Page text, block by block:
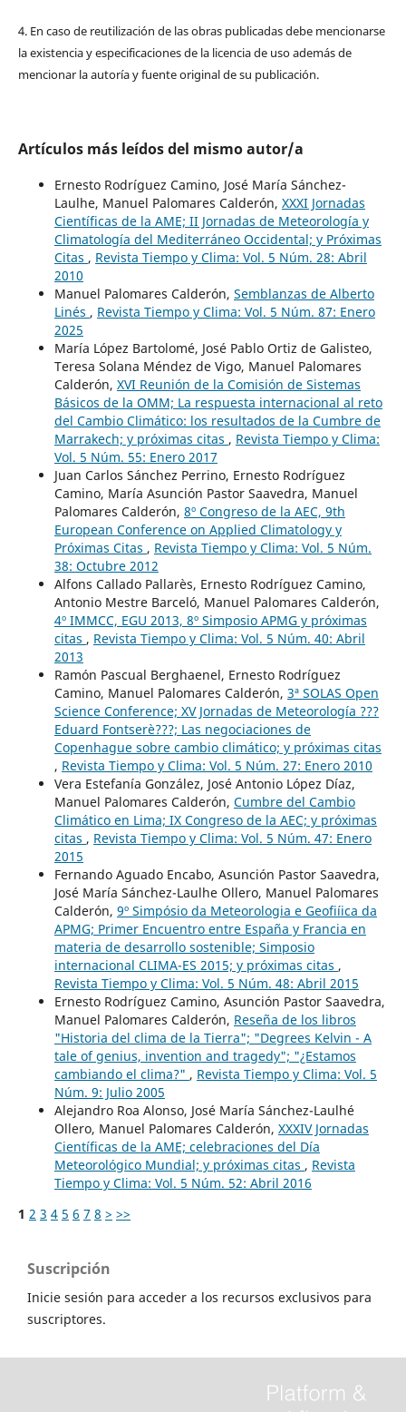
4. En caso de reutilización de las obras publicadas debe mencionarse
la existencia y especificaciones de la licencia de uso además de
mencionar la autoría y fuente original de su publicación.
Artículos más leídos del mismo autor/a
Ernesto Rodríguez Camino, José María Sánchez-
Laulhe, Manuel Palomares Calderón, XXXI Jornadas
Científicas de la AME; II Jornadas de Meteorología y
Climatología del Mediterráneo Occidental; y Próximas
Citas , Revista Tiempo y Clima: Vol. 5 Núm. 28: Abril
2010
Manuel Palomares Calderón, Semblanzas de Alberto
Linés , Revista Tiempo y Clima: Vol. 5 Núm. 87: Enero
2025
María López Bartolomé, José Pablo Ortiz de Galisteo,
Teresa Solana Méndez de Vigo, Manuel Palomares
Calderón, XVI Reunión de la Comisión de Sistemas
Básicos de la OMM; La respuesta internacional al reto
del Cambio Climático: los resultados de la Cumbre de
Marrakech; y próximas citas , Revista Tiempo y Clima:
Vol. 5 Núm. 55: Enero 2017
Juan Carlos Sánchez Perrino, Ernesto Rodríguez
Camino, María Asunción Pastor Saavedra, Manuel
Palomares Calderón, 8º Congreso de la AEC, 9th
European Conference on Applied Climatology y
Próximas Citas , Revista Tiempo y Clima: Vol. 5 Núm.
38: Octubre 2012
Alfons Callado Pallarès, Ernesto Rodríguez Camino,
Antonio Mestre Barceló, Manuel Palomares Calderón,
4º IMMCC, EGU 2013, 8º Simposio APMG y próximas
citas , Revista Tiempo y Clima: Vol. 5 Núm. 40: Abril
2013
Ramón Pascual Berghaenel, Ernesto Rodríguez
Camino, Manuel Palomares Calderón, 3ª SOLAS Open
Science Conference; XV Jornadas de Meteorología ???
Eduard Fontserè???; Las negociaciones de
Copenhague sobre cambio climático; y próximas citas
, Revista Tiempo y Clima: Vol. 5 Núm. 27: Enero 2010
Vera Estefanía González, José Antonio López Díaz,
Manuel Palomares Calderón, Cumbre del Cambio
Climático en Lima; IX Congreso de la AEC; y próximas
citas , Revista Tiempo y Clima: Vol. 5 Núm. 47: Enero
2015
Fernando Aguado Encabo, Asunción Pastor Saavedra,
José María Sánchez-Laulhe Ollero, Manuel Palomares
Calderón, 9º Simpósio da Meteorologia e Geofiíica da
APMG; Primer Encuentro entre España y Francia en
materia de desarrollo sostenible; Simposio
internacional CLIMA-ES 2015; y próximas citas ,
Revista Tiempo y Clima: Vol. 5 Núm. 48: Abril 2015
Ernesto Rodríguez Camino, Asunción Pastor Saavedra,
Manuel Palomares Calderón, Reseña de los libros
"Historia del clima de la Tierra"; "Degrees Kelvin - A
tale of genius, invention and tragedy"; "¿Estamos
cambiando el clima?" , Revista Tiempo y Clima: Vol. 5
Núm. 9: Julio 2005
Alejandro Roa Alonso, José María Sánchez-Laulhé
Ollero, Manuel Palomares Calderón, XXXIV Jornadas
Científicas de la AME; celebraciones del Día
Meteorológico Mundial; y próximas citas , Revista
Tiempo y Clima: Vol. 5 Núm. 52: Abril 2016
1 2 3 4 5 6 7 8 > >>
Suscripción
Inicie sesión para acceder a los recursos exclusivos para
suscriptores.